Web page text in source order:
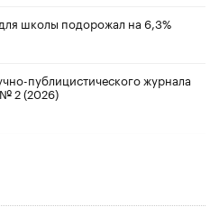
школы подорожал на 6,3%
публицистического журнала
2 (2026)